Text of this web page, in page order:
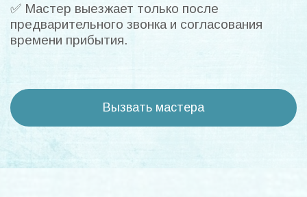
✅ Мастер выезжает только после
предварительного звонка и согласования
времени прибытия.
Вызвать мастера